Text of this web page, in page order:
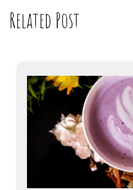
Related Post